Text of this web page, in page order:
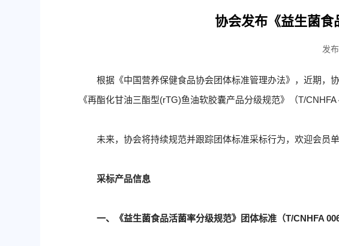
协会发布《益生菌食
发
根据《中国营养保健食品协会团体标准管理办法》，近期，
《再酯化甘油三酯型(rTG)鱼油软胶囊产品分级规范》（T/CNHFA
未来，协会将持续规范并跟踪团体标准采标行为，欢迎会员
采标产品信息
一、《益生菌食品活菌率分级规范》团体标准（T/CNHFA